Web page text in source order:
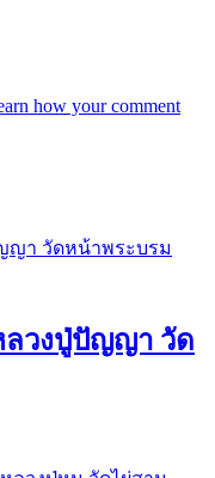
how your comment
วงปู่ปัญญา วัด